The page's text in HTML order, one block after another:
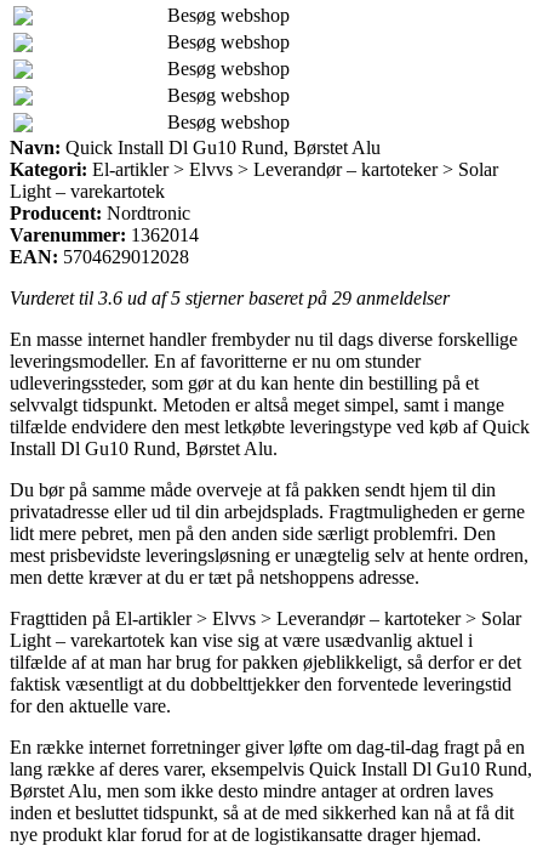
Besøg webshop
Besøg webshop
Besøg webshop
Besøg webshop
Besøg webshop
Navn: Quick Install Dl Gu10 Rund, Børstet Alu
Kategori: El-artikler > Elvvs > Leverandør – kartoteker > Solar
Light – varekartotek
Producent: Nordtronic
Varenummer: 1362014
EAN: 5704629012028
Vurderet til 3.6 ud af 5 stjerner baseret på 29 anmeldelser
En masse internet handler frembyder nu til dags diverse forskellige
leveringsmodeller. En af favoritterne er nu om stunder
udleveringssteder, som gør at du kan hente din bestilling på et
selvvalgt tidspunkt. Metoden er altså meget simpel, samt i mange
tilfælde endvidere den mest letkøbte leveringstype ved køb af Quick
Install Dl Gu10 Rund, Børstet Alu.
Du bør på samme måde overveje at få pakken sendt hjem til din
privatadresse eller ud til din arbejdsplads. Fragtmuligheden er gerne
lidt mere pebret, men på den anden side særligt problemfri. Den
mest prisbevidste leveringsløsning er unægtelig selv at hente ordren,
men dette kræver at du er tæt på netshoppens adresse.
Fragttiden på El-artikler > Elvvs > Leverandør – kartoteker > Solar
Light – varekartotek kan vise sig at være usædvanlig aktuel i
tilfælde af at man har brug for pakken øjeblikkeligt, så derfor er det
faktisk væsentligt at du dobbelttjekker den forventede leveringstid
for den aktuelle vare.
En række internet forretninger giver løfte om dag-til-dag fragt på en
lang række af deres varer, eksempelvis Quick Install Dl Gu10 Rund,
Børstet Alu, men som ikke desto mindre antager at ordren laves
inden et besluttet tidspunkt, så at de med sikkerhed kan nå at få dit
nye produkt klar forud for at de logistikansatte drager hjemad.